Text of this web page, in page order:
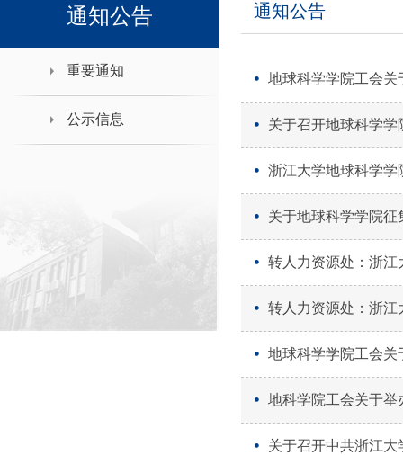
通知公告
重要通知
公示信息
通知公告
地球科学学院工会
关于召开地球科学
浙江大学地球科学学
关于地球科学学院征
转人力资源处：浙江
转人力资源处：浙
地球科学学院工会
地科学院工会关于举
关于召开中共浙江